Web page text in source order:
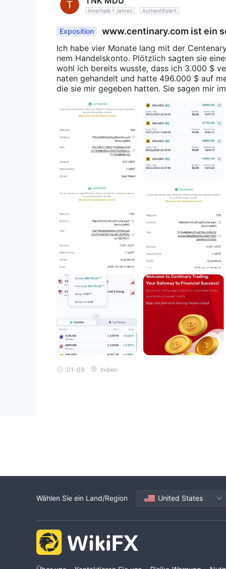
Innerhalb 1 Jahres Authentifiziert
Exposition www.centinary.com ist ein
Ich habe vier Monate lang mit der
nem Handelskonto. Plötzlich sagten sie
wohl ich bereits wusste, dass ich 3.000 $
naten gehandelt und hatte 496.000 $ auf
die sie mir gegeben hatten. Sie sagen mir
01-09 Indien
Wählen Sie ein Land/Region United States